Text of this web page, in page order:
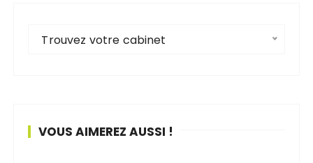
Trouvez votre cabinet
VOUS AIMEREZ AUSSI !